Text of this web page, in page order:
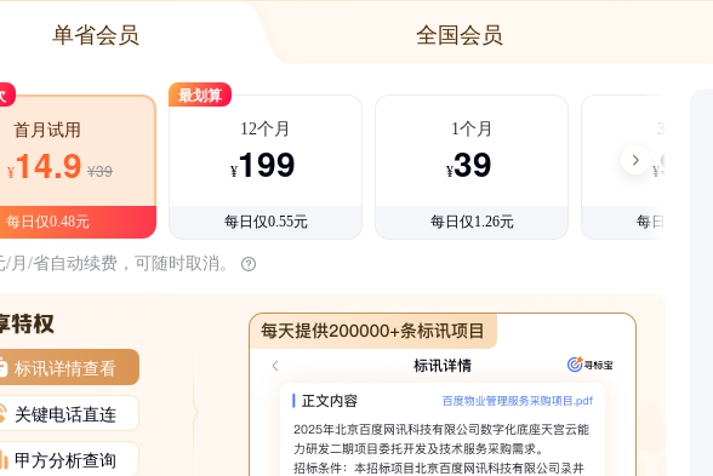
单省会员 全国会员
首月试用
¥14.9 ¥39
每日仅0.48元
最划算
12个月
¥199
每日仅0.55元
1个月
¥39
每日仅1.26元
3个月
¥99
每日仅1.08元
/月/省自动续费，可随时取消。
标讯详情查看
关键电话直连
甲方分析查询